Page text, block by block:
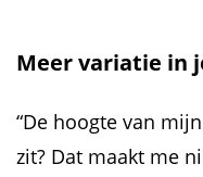
Meer variatie in
“De hoogte van
zit? Dat maakt me